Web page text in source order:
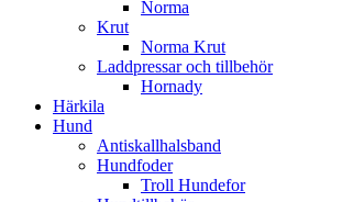
Norma
Krut
Norma Krut
Laddpressar och tillbehör
Hornady
Härkila
Hund
Antiskallhalsband
Hundfoder
Troll Hundefor